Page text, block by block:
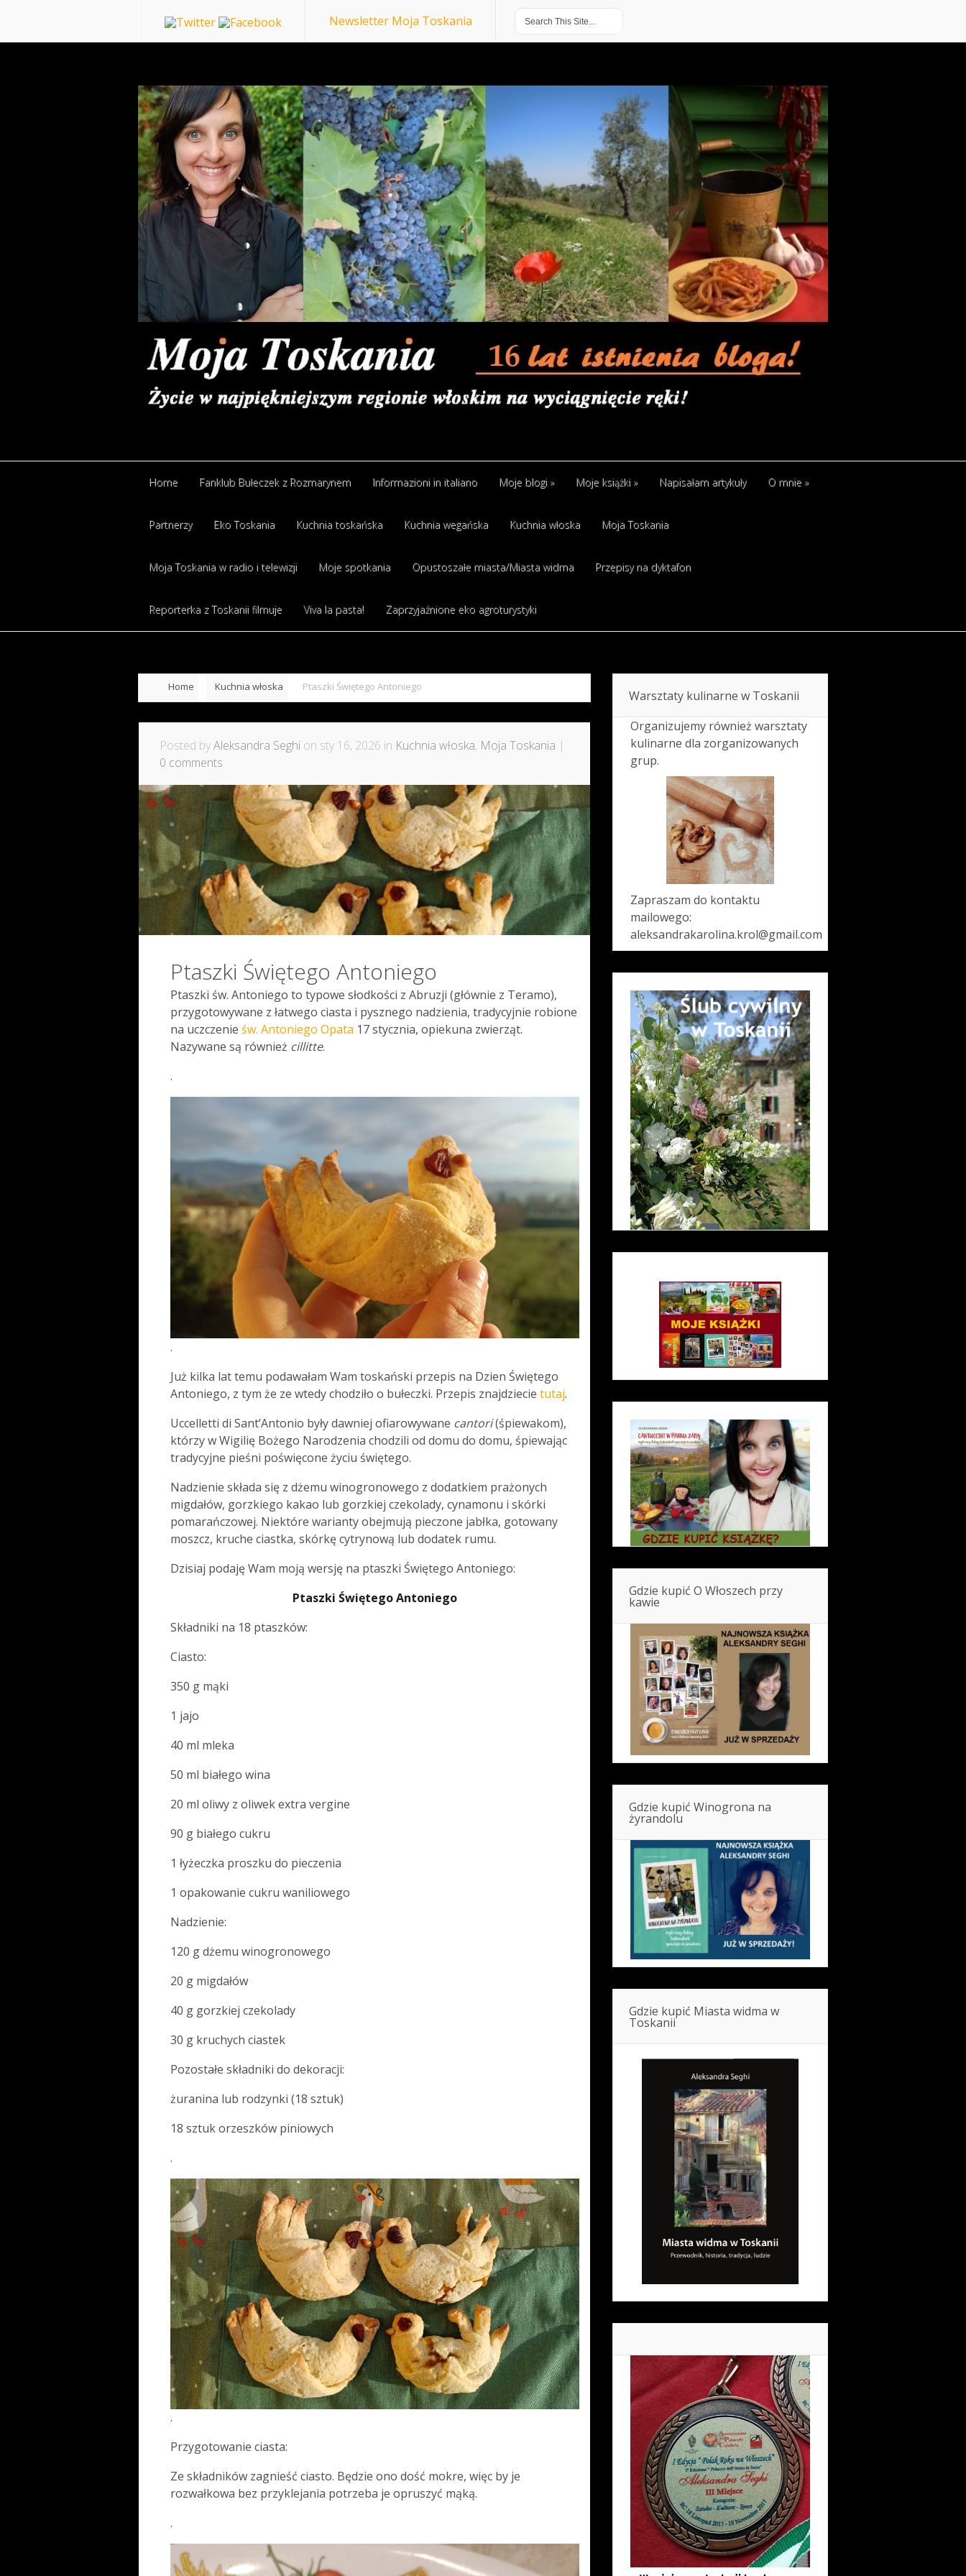
Newsletter Moja Toskania
Home Fanklub Bułeczek z Rozmarynem Informazioni in italiano Moje blogi » Moje książki » Napisałam artykuły O mnie »
Partnerzy Eko Toskania Kuchnia toskańska Kuchnia wegańska Kuchnia włoska Moja Toskania
Moja Toskania w radio i telewizji Moje spotkania Opustoszałe miasta/Miasta widma Przepisy na dyktafon
Reporterka z Toskanii filmuje Viva la pasta! Zaprzyjaźnione eko agroturystyki
Home Kuchnia włoska Ptaszki Świętego Antoniego
Posted byAleksandra Seghi on sty 16, 2026 in Kuchnia włoska, Moja Toskania |
0 comments
Ptaszki Świętego Antoniego
Ptaszki św. Antoniego to typowe słodkości z Abruzji (głównie z Teramo),
przygotowywane z łatwego ciasta i pysznego nadzienia, tradycyjnie robione
na uczczenie św. Antoniego Opata 17 stycznia, opiekuna zwierząt.
Nazywane są również cillitte.
.
.
Już kilka lat temu podawałam Wam toskański przepis na Dzien Świętego
Antoniego, z tym że ze wtedy chodziło o bułeczki. Przepis znajdziecie tutaj.
Uccelletti di Sant’Antonio były dawniej ofiarowywane cantori(śpiewakom),
którzy w Wigilię Bożego Narodzenia chodzili od domu do domu, śpiewając
tradycyjne pieśni poświęcone życiu świętego.
Nadzienie składa się z dżemu winogronowego z dodatkiem prażonych
migdałów, gorzkiego kakao lub gorzkiej czekolady, cynamonu i skórki
pomarańczowej. Niektóre warianty obejmują pieczone jabłka, gotowany
moszcz, kruche ciastka, skórkę cytrynową lub dodatek rumu.
Dzisiaj podaję Wam moją wersję na ptaszki Świętego Antoniego:
Ptaszki Świętego Antoniego
Składniki na 18 ptaszków:
Ciasto:
350 g mąki
1 jajo
40 ml mleka
50 ml białego wina
20 ml oliwy z oliwek extra vergine
90 g białego cukru
1 łyżeczka proszku do pieczenia
1 opakowanie cukru waniliowego
Nadzienie:
120 g dżemu winogronowego
20 g migdałów
40 g gorzkiej czekolady
30 g kruchych ciastek
Pozostałe składniki do dekoracji:
żuranina lub rodzynki (18 sztuk)
18 sztuk orzeszków piniowych
.
.
Przygotowanie ciasta:
Ze składników zagnieść ciasto. Będzie ono dość mokre, więc by je
rozwałkowa bez przyklejania potrzeba je opruszyć mąką.
.
Warsztaty kulinarne w Toskanii
Organizujemy również warsztaty
kulinarne dla zorganizowanych
grup.
Zapraszam do kontaktu
mailowego:
aleksandrakarolina.krol@gmail.com
Gdzie kupić O Włoszech przy
kawie
Gdzie kupić Winogrona na
żyrandolu
Gdzie kupić Miasta widma w
Toskanii